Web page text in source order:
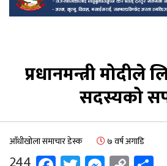
प्रधानमन्त्री
सदस्यको
आँधीखोला समाचार डेस्क ७ वर्ष अगाडि